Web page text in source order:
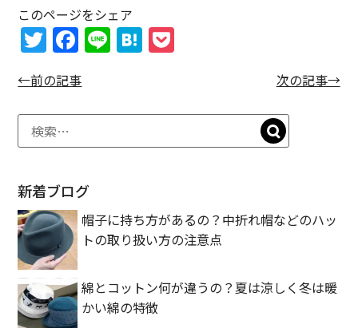
このページをシェア
T
w
itt
er
F
a
c
e
b
o
k
Li
n
H
at
n
a
k
et
←前の記事 次の記事→
新着ブログ
帽子に持ち方があるの？中折れ帽などのハッ
トの取り扱い方の注意点
綿とコットン何が違うの？夏は涼しく冬は暖
かい綿の特徴